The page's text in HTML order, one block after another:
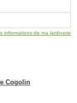
informations de ma jardinerie
Cogolin